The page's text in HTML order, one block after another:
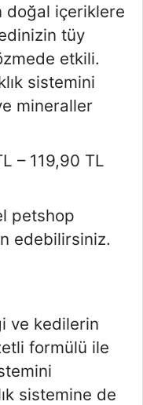
doğal içeriklere
tüy
etkili.
sistemini
mineraller
– 119,90 TL
petshop
edebilirsiniz.
ve kedilerin
formülü ile
sistemine de